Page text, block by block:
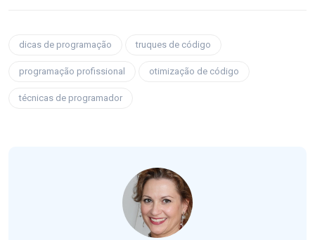
dicas de programação truques de código
programação profissional otimização de código
técnicas de programador